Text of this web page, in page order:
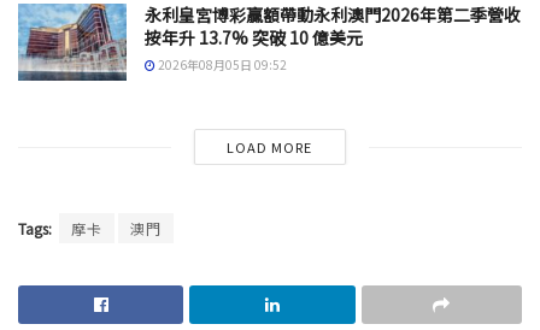
永利皇宮博彩贏額帶動永利澳門2026年第二季營收
按年升 13.7% 突破 10 億美元
2026年08月05日 09:52
LOAD MORE
Tags: 摩卡 澳門